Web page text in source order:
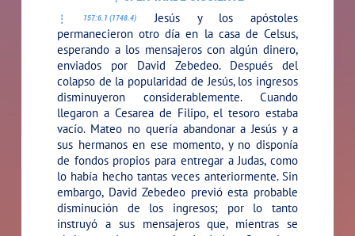
157:6.1 (1748.4)
Jesús y los apóstoles
permanecieron otro día en la casa de Celsus,
esperando a los mensajeros con algún dinero,
enviados por David Zebedeo. Después del
colapso de la popularidad de Jesús, los ingresos
disminuyeron considerablemente. Cuando
llegaron a Cesarea de Filipo, el tesoro estaba
vacío. Mateo no quería abandonar a Jesús y a
sus hermanos en ese momento, y no disponía
de fondos propios para entregar a Judas, como
lo había hecho tantas veces anteriormente. Sin
embargo, David Zebedeo previó esta probable
disminución de los ingresos; por lo tanto
instruyó a sus mensajeros que, mientras se